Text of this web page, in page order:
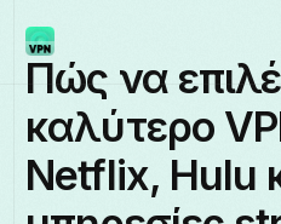
Download
Πώς να
καλύτερο
Netflix, Hulu